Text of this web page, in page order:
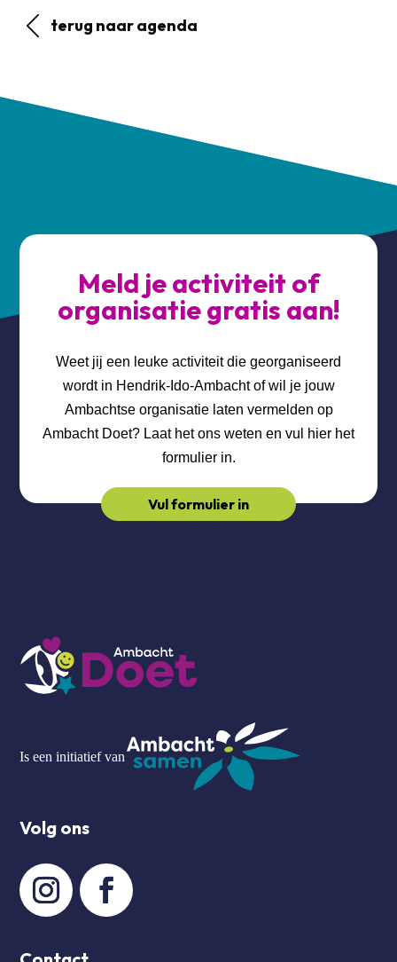
terug naar agenda
Meld je activiteit of
organisatie gratis aan!
Weet jij een leuke activiteit die georganiseerd
wordt in Hendrik-Ido-Ambacht of wil je jouw
Ambachtse organisatie laten vermelden op
Ambacht Doet? Laat het ons weten en vul hier het
formulier in.
Vul formulier in
Is een initiatief van
Volg ons